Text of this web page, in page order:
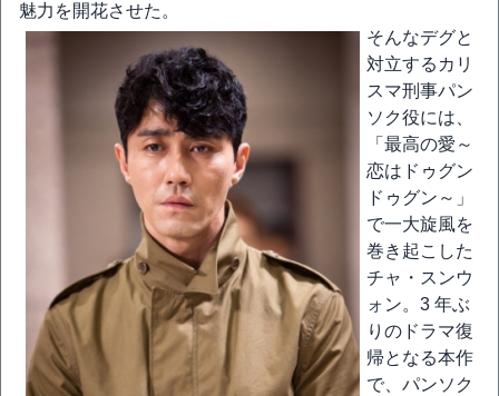
魅力を開花させた。
そんなデグと
対立するカリ
スマ刑事パン
ソク役には、
「最高の愛～
恋はドゥグン
ドゥグン～」
で一大旋風を
巻き起こした
チャ・スンウ
ォン。3 年ぶ
りのドラマ復
帰となる本作
で、パンソク